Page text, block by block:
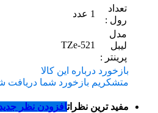
تعداد
رول :
1 عدد
مدل
لیبل
پرینتر :
TZe-521
بازخورد درباره این کالا
متشکریم بازخورد شما دریافت
مفید ترین نظراتافزودن نظر